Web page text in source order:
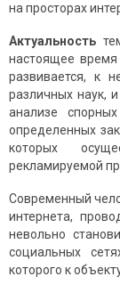
на просторах
Актуальность
настоящее время
развивается, к
различных наук,
анализе
определенных
которых
рекламируемой
Современный
интернета,
невольно
социальных
которого к